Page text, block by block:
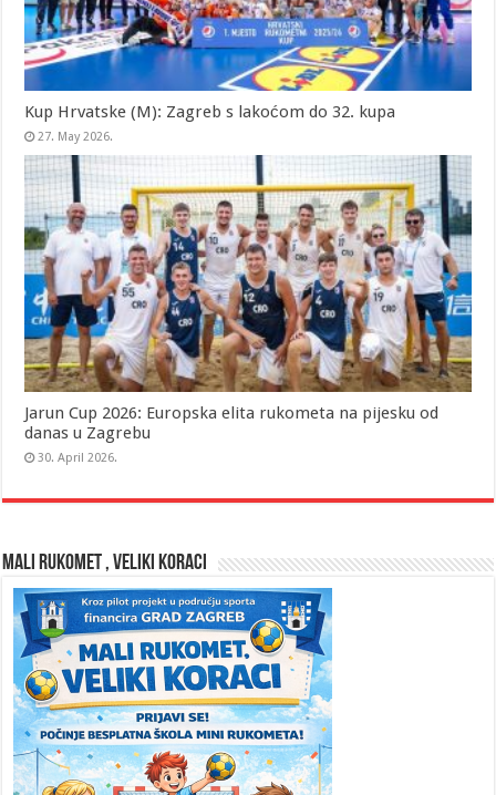
Kup Hrvatske (M): Zagreb s lakoćom do 32. kupa
27. May 2026.
Jarun Cup 2026: Europska elita rukometa na pijesku od
danas u Zagrebu
30. April 2026.
MALI RUKOMET , VELIKI KORACI